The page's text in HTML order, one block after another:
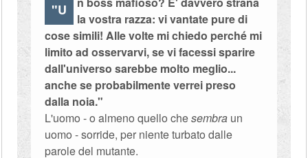
"U
la vostra razza: vi vantate pure di
cose simili! Alle volte mi chiedo perché mi
limito ad osservarvi, se vi facessi sparire
dall'universo sarebbe molto meglio...
anche se probabilmente verrei preso
dalla noia."
L'uomo - o almeno quello chesembra un
uomo - sorride, per niente turbato dalle
parole del mutante.